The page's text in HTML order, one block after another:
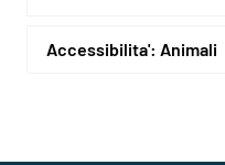
Accessibilita': Animali